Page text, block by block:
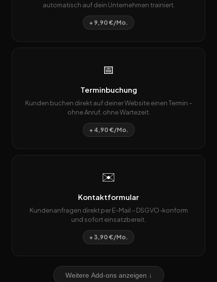
automatisch auf dein Unternehmen trainiert.
+ 9,90 €/Mo.
📅
Terminbuchung
Kunden buchen direkt auf deiner Website einen Termin –
ohne Anruf, ohne Wartezeit.
+ 4,90 €/Mo.
✉️
Kontaktformular
Kundenanfragen direkt per E-Mail – DSGVO-konform
und sofort einsatzbereit.
+ 3,90 €/Mo.
Weitere Add-ons anzeigen ↓